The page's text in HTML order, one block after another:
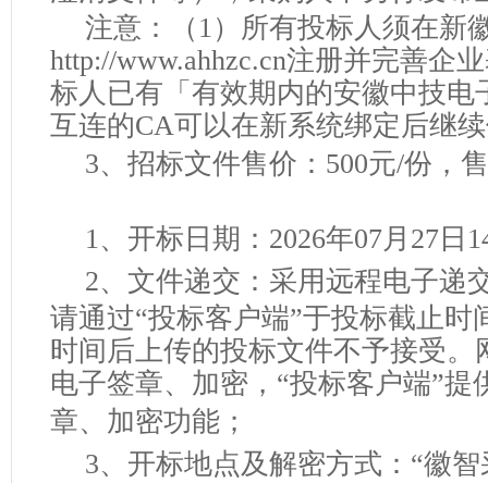
注意：（ 1）所有投标人须在新
http://www.ahhzc.cn注册并完善企
标人已有「有效期内的安徽中技电
互连的CA可以在新系统绑定后继
3、招标文件售价：500元/份，
1、开标日期： 2026年07月 27 日
2、 文件递交：采用远程电子递
请通过“投标客户端”于投标截止时
时间后上传的投标文件不予接受
电子签章、加密，“投标客户端”提
章、加密功能 ；
3、 开标地点及解密方式： “徽